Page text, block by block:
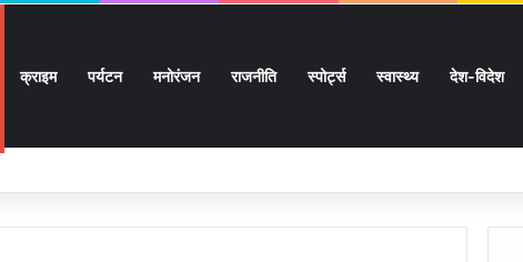
क्राइम पर्यटन मनोरंजन राजनीति स्पोर्ट्स स्वास्थ्य देश-विदेश
घर जाएंगे बीएलओ, करेंगे नोटिसों का निस्तारण